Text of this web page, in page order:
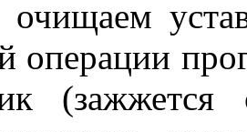
операции
(зажжется